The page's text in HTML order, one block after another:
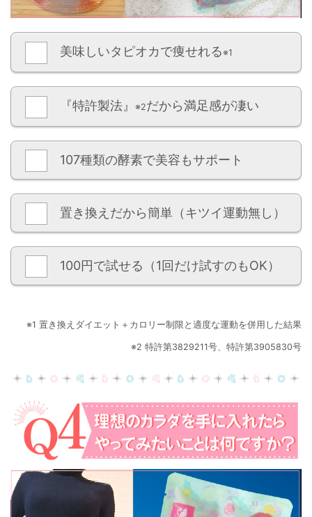
美味しいタピオカで痩せれる※1
『特許製法』 ※2だから満足感が凄い
107種類の酵素で美容もサポート
置き換えだから簡単（キツイ運動無し）
100円で試せる（1回だけ試すのもOK）
※1 置き換えダイエット＋カロリー制限と適度な運動を併用した結果
※2 特許第3829211号、特許第3905830号